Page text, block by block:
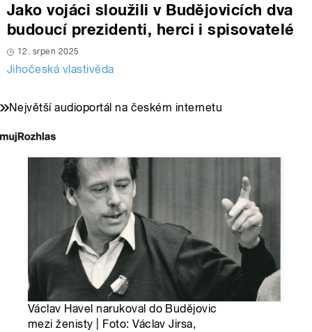
Jako vojáci sloužili v Budějovicích dva
budoucí prezidenti, herci i spisovatelé
12. srpen 2025
Jihočeská vlastivěda
Největší audioportál na českém internetu
Václav Havel narukoval do Budějovic
mezi ženisty | Foto: Václav Jirsa,